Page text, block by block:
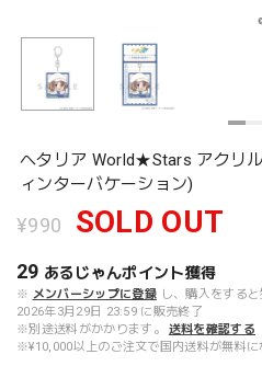
ヘタリア World★Stars アクリ
ィンターバケーション)
¥990 SOLD OUT
29 あるじゃんポイント獲得
※ メンバーシップに登録 し、購入をすると
2026年3月29日 23:59 に販売終了
※別途送料がかかります。
送料を確認する
※¥10,000以上のご注文で国内送料が無料に